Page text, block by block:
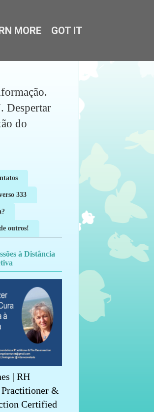
Despertar
do
333
outros!
à Distância
| RH
&
Certified
MORE GOT IT